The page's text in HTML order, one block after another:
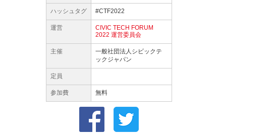
ハッシュタグ #CTF2022
運営
CIVIC TECH FORUM
2022 運営委員会
主催
一般社団法人シビックテ
ックジャパン
定員
参加費 無料